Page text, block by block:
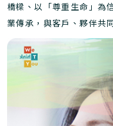
橋樑、以「尊重生命」為
業傳承，與客戶、夥伴共